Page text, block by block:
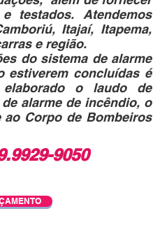
testados. Atendemos
Itajaí, Itapema,
e região.
do sistema de alarme
estiverem concluídas é
o laudo de
alarme de incêndio, o
Corpo de Bombeiros
9050